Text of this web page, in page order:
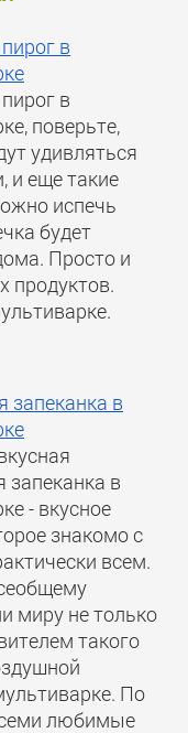
в
в
поверьте,
удивляться
и еще такие
испечь
будет
Просто и
продуктов.
запеканка в
запеканка в
- вкусное
знакомо с
всем.
миру не только
такого
По
любимые